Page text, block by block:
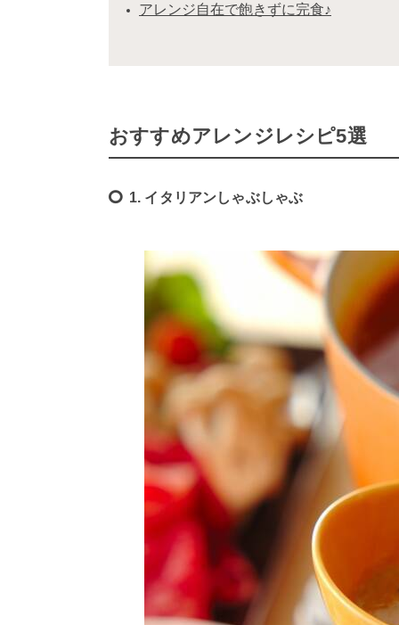
アレンジ自在で飽きずに完食♪
おすすめアレンジレシピ5選
1. イタリアンしゃぶしゃぶ